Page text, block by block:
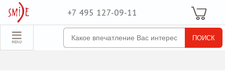
Для неё
набор
+7 495 127-09-11 Ваша Корзина